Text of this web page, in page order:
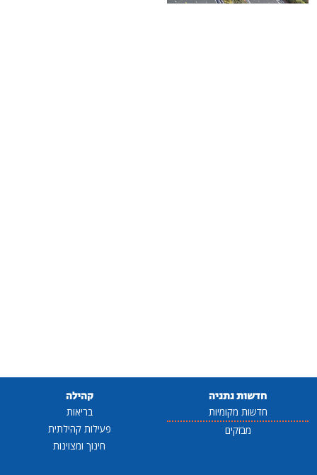
חדשות נתניה
חדשות מקומיות
מבזקים
קהילה
בריאות
פעילות קהילתית
חינוך ומצוינות